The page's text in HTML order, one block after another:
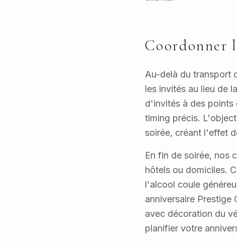
Coordonner
Au-delà du transport
les invités au lieu de
d'invités à des points
timing précis.
soirée, créant l'effet
En fin de soirée, nos
hôtels ou domiciles.
l'alcool coule
anniversaire
avec décoration du
planifier votre